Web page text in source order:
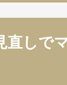
直しで